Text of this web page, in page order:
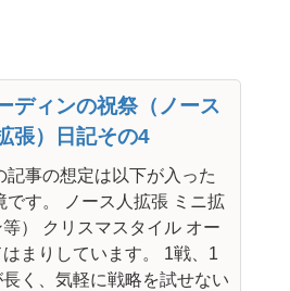
ディンの祝祭（ノース
張）日記その4
記事の想定は以下が入った
です。 ノース人拡張 ミニ拡
） クリスマスタイル オー
まりしています。 1戦、1
く、気軽に戦略を試せない